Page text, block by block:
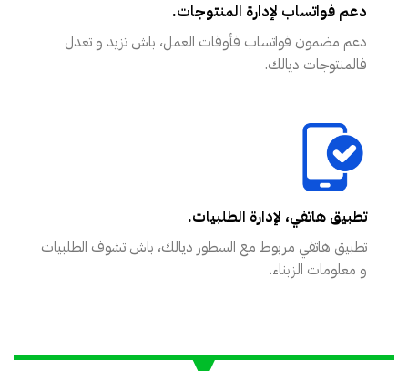
دعم فواتساب لإدارة المنتوجات.
دعم مضمون فواتساب فأوقات العمل، باش تزيد و تعدل
فالمنتوجات ديالك.
تطبيق هاتفي، لإدارة الطلبيات.
تطبيق هاتفي مربوط مع السطور ديالك، باش تشوف الطلبيات
و معلومات الزبناء.